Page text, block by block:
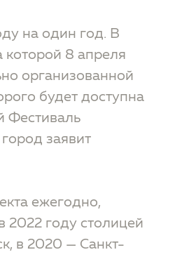
на один год. В
которой 8 апреля
организованной
будет доступна
Фестиваль
заявит
ежегодно,
2022 году столицей
в 2020 — Санкт-